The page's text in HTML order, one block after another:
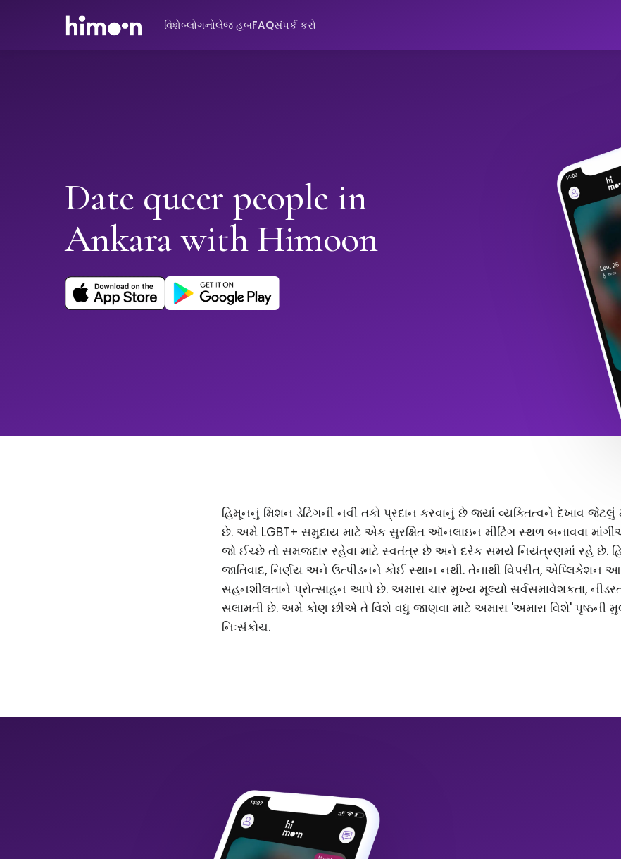
વિશેબ્લોગનોલેજ હબFAQસંપર્ક કરો
Date queer people in
Ankara with Himoon
હિમૂનનું મિશન ડેટિંગની નવી તકો પ્રદાન કરવાનું છે જ્યાં વ્યક્તિત્વને દેખાવ
છે. અમે LGBT+ સમુદાય માટે એક સુરક્ષિત ઑનલાઇન મીટિંગ સ્થળ બનાવવા
જો ઈચ્છે તો સમજદાર રહેવા માટે સ્વતંત્ર છે અને દરેક સમયે નિયંત્રણમાં રહે છે.
જાતિવાદ, નિર્ણય અને ઉત્પીડનને કોઈ સ્થાન નથી. તેનાથી વિપરીત, એપ્લિકેશન
સહનશીલતાને પ્રોત્સાહન આપે છે. અમારા ચાર મુખ્ય મૂલ્યો સર્વસમાવેશકતા,
સલામતી છે. અમે કોણ છીએ તે વિશે વધુ જાણવા માટે અમારા 'અમારા વિશે' પૃષ્ઠની
નિઃસંકોચ.